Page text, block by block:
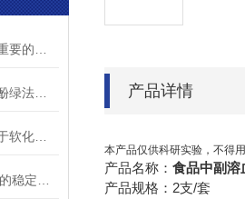
产品详情
本产品仅供科研实验，不得
产品名称： 食品中副溶
产品规格：2支/套